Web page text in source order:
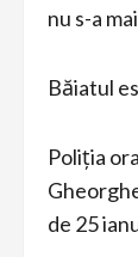
nu s-a
Băiatul
Poliția
de 25